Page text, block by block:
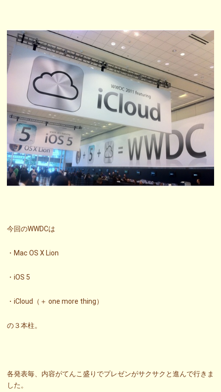
今回のWWDCは
・Mac OS X Lion
・iOS 5
・iCloud（＋ one more thing）
の３本柱。
各発表毎、内容がてんこ盛りでプレゼンがサクサクと進んで行きま
した。